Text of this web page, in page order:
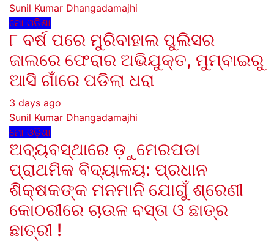
Sunil Kumar Dhangadamajhi
ମୋ ଓଡ଼ିଶା
୮ ବର୍ଷ ପରେ ମୁରିବାହାଲ ପୁଲିସର
ଜାଲରେ ଫେରାର ଅଭିଯୁକ୍ତ, ମୁମ୍ବାଇରୁ
ଆସି ଗାଁରେ ପଡିଲା ଧରା
3 days ago
Sunil Kumar Dhangadamajhi
ମୋ ଓଡ଼ିଶା
ଅବ୍ୟବସ୍ଥାରେ ଡ଼ୁମେରପଡା
ପ୍ରାଥମିକ ବିଦ୍ୟାଳୟ: ପ୍ରଧାନ
ଶିକ୍ଷକଙ୍କ ମନମାନି ଯୋଗୁଁ ଶ୍ରେଣୀ
କୋଠରୀରେ ଚାଉଳ ବସ୍ତା ଓ ଛାତ୍ର
ଛାତ୍ରୀ !